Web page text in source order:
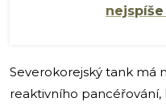
Severokorejský tank má
reaktivního